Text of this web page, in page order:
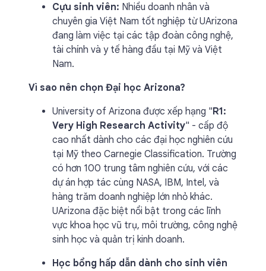
Cựu sinh viên: Nhiều doanh nhân và
chuyên gia Việt Nam tốt nghiệp từ UArizona
đang làm việc tại các tập đoàn công nghệ,
tài chính và y tế hàng đầu tại Mỹ và Việt
Nam.
Vì sao nên chọn Đại học Arizona?
University of Arizona được xếp hạng "R1:
Very High Research Activity" - cấp độ
cao nhất dành cho các đại học nghiên cứu
tại Mỹ theo Carnegie Classification. Trường
có hơn 100 trung tâm nghiên cứu, với các
dự án hợp tác cùng NASA, IBM, Intel, và
hàng trăm doanh nghiệp lớn nhỏ khác.
UArizona đặc biệt nổi bật trong các lĩnh
vực khoa học vũ trụ, môi trường, công nghệ
sinh học và quản trị kinh doanh.
Học bổng hấp dẫn dành cho sinh viên